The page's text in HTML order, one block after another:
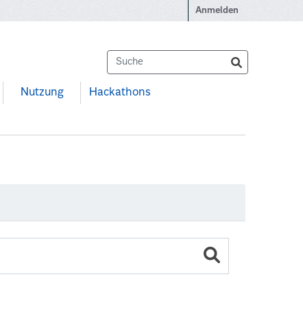
Anmelden
Nutzung Hackathons